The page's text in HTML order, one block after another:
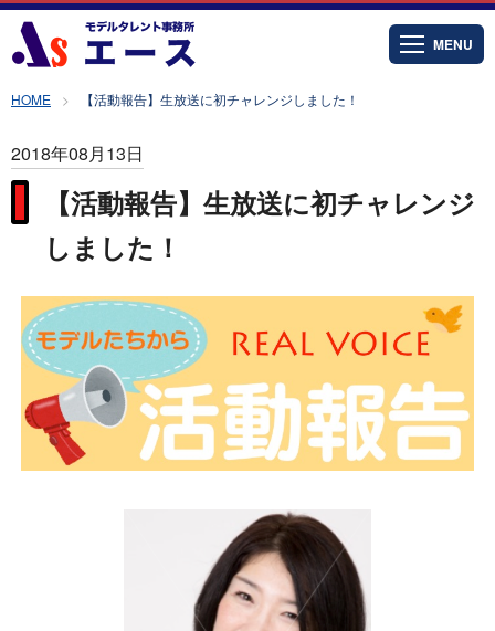
MENU
HOME 【活動報告】生放送に初チャレンジしました！
2018年08月13日
【活動報告】生放送に初チャレンジ
しました！